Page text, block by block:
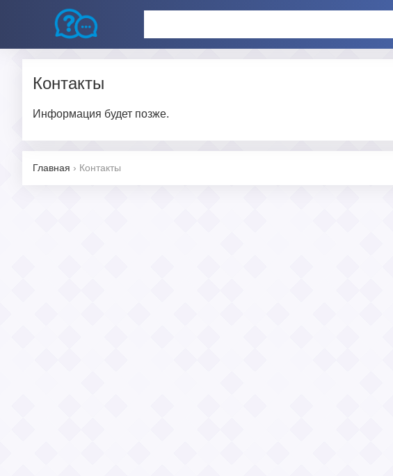
Контакты
Информация будет позже.
Главная › Контакты